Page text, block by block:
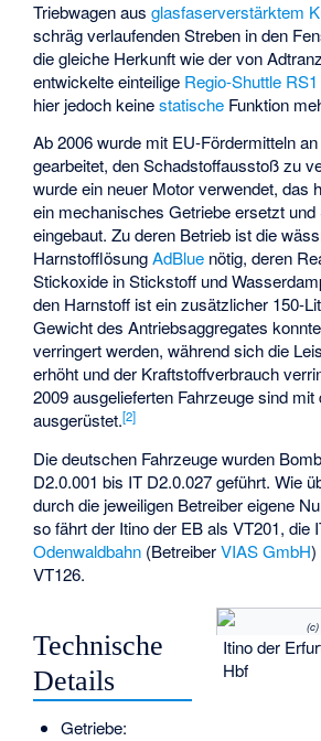
Triebwagen ausglasfaserverstärktem
schräg verlaufenden Streben in den
die gleiche Herkunft wie der von
entwickelte einteilige Regio-Shuttle RS1
hier jedoch keinestatische Funktion
Ab 2006 wurde mit EU-Fördermitteln
gearbeitet, den Schadstoffausstoß zu
wurde ein neuer Motor verwendet, das
ein mechanisches Getriebe ersetzt und
eingebaut. Zu deren Betrieb ist die
HarnstofflösungAdBlue nötig, deren
Stickoxide in Stickstoff und
den Harnstoff ist ein zusätzlicher 150-
Gewicht des Antriebsaggregates
verringert werden, während sich die
erhöht und der Kraftstoffverbrauch
2009 ausgelieferten Fahrzeuge sind
ausgerüstet.[2]
Die deutschen Fahrzeuge wurden
D2.0.001 bis IT D2.0.027 geführt. Wie
durch die jeweiligen Betreiber eigene
so fährt der Itino der EB als VT201, die
Odenwaldbahn (BetreiberVIAS GmbH)
VT126.
(c)
Itino der
Hbf
Technische
Details
Getriebe: